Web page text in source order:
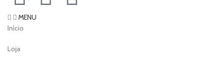
MENU
Início
Loja